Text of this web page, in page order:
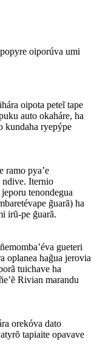
oiporúva umi
oipota peteĩ tape
auto okaháre, ha
kundaha ryepýpe
ramo pya’e
ndive. Iternio
tenondegua
g̃uarã) ha
irũ-pe g̃uarã.
gueteri
oplanea hag̃ua jerovia
tuichave ha
Rivian marandu
orekóva dato
tapiaite opavave